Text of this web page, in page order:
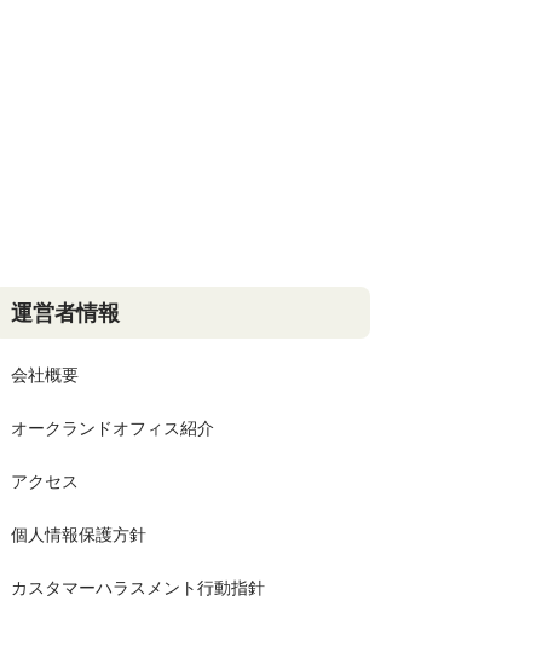
運営者情報
会社概要
オークランドオフィス紹介
アクセス
個人情報保護方針
カスタマーハラスメント行動指針